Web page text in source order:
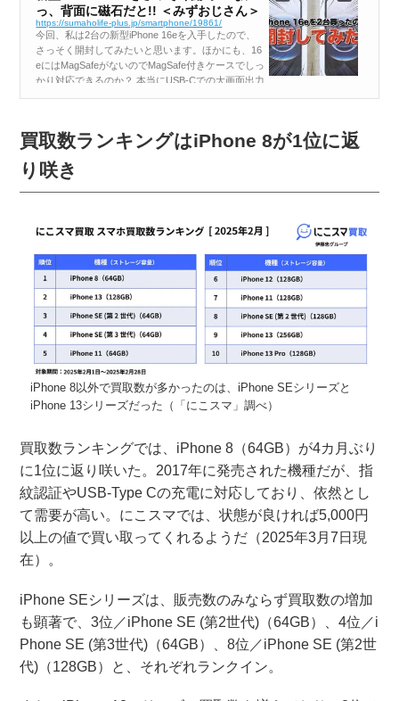
っ、背面に磁石だと!! ＜みずおじさん＞
https://sumaholife-plus.jp/smartphone/19861/
今回、私は2台の新型iPhone 16eを入手したので、
さっそく開封してみたいと思います。ほかにも、16
eにはMagSafeがないのでMagSafe付きケースでしっ
かり対応できるのか？ 本当にUSB-Cでの大画面出力
買取数ランキングはiPhone 8が1位に返
り咲き
iPhone 8以外で買取数が多かったのは、iPhone SEシリーズと
iPhone 13シリーズだった（「にこスマ」調べ）
買取数ランキングでは、iPhone 8（64GB）が4カ月ぶり
に1位に返り咲いた。2017年に発売された機種だが、指
紋認証やUSB-Type Cの充電に対応しており、依然とし
て需要が高い。にこスマでは、状態が良ければ5,000円
以上の値で買い取ってくれるようだ（2025年3月7日現
在）。
iPhone SEシリーズは、販売数のみならず買取数の増加
も顕著で、3位／iPhone SE (第2世代)（64GB）、4位／i
Phone SE (第3世代)（64GB）、8位／iPhone SE (第2世
代)（128GB）と、それぞれランクイン。